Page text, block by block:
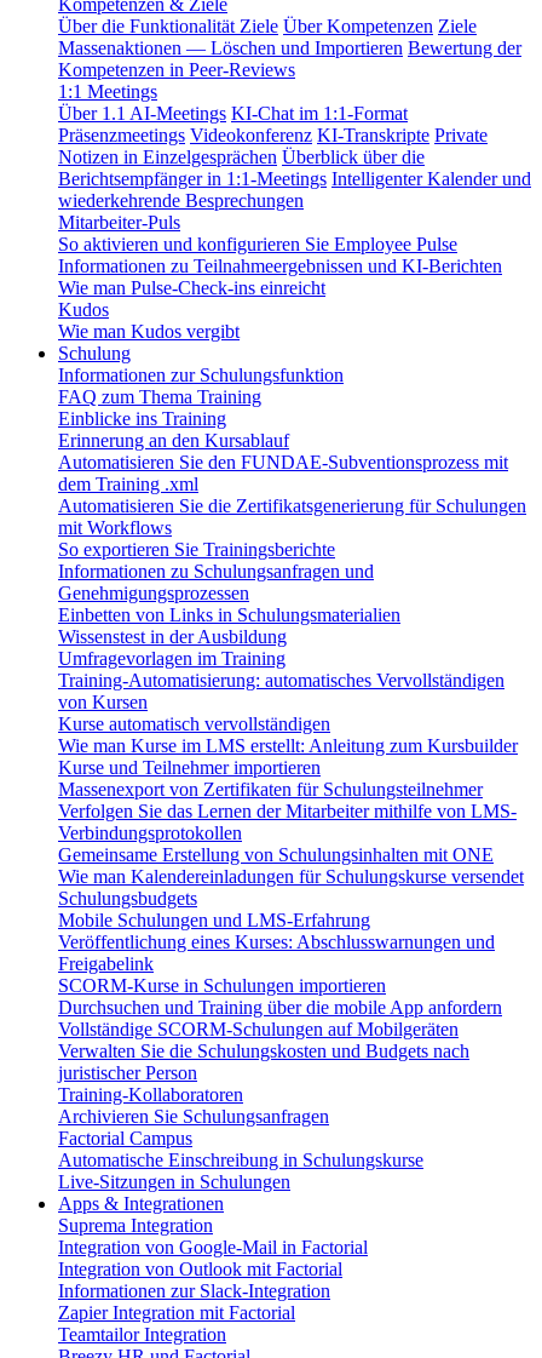
Über die Funktionalität Ziele Über Kompetenzen Ziele
Massenaktionen — Löschen und Importieren Bewertung der
Kompetenzen in Peer-Reviews
1:1 Meetings
Über 1.1 AI-Meetings KI-Chat im 1:1-Format
Präsenzmeetings Videokonferenz KI-Transkripte Private
Notizen in Einzelgesprächen Überblick über die
Berichtsempfänger in 1:1-Meetings Intelligenter Kalender und
wiederkehrende Besprechungen
Mitarbeiter-Puls
So aktivieren und konfigurieren Sie Employee Pulse
Informationen zu Teilnahmeergebnissen und KI-Berichten
Wie man Pulse-Check-ins einreicht
Kudos
Wie man Kudos vergibt
Schulung
Informationen zur Schulungsfunktion
FAQ zum Thema Training
Einblicke ins Training
Erinnerung an den Kursablauf
Automatisieren Sie den FUNDAE-Subventionsprozess mit
dem Training .xml
Automatisieren Sie die Zertifikatsgenerierung für Schulungen
mit Workflows
So exportieren Sie Trainingsberichte
Informationen zu Schulungsanfragen und
Genehmigungsprozessen
Einbetten von Links in Schulungsmaterialien
Wissenstest in der Ausbildung
Umfragevorlagen im Training
Training-Automatisierung: automatisches Vervollständigen
von Kursen
Kurse automatisch vervollständigen
Wie man Kurse im LMS erstellt: Anleitung zum Kursbuilder
Kurse und Teilnehmer importieren
Massenexport von Zertifikaten für Schulungsteilnehmer
Verfolgen Sie das Lernen der Mitarbeiter mithilfe von LMS-
Verbindungsprotokollen
Gemeinsame Erstellung von Schulungsinhalten mit ONE
Wie man Kalendereinladungen für Schulungskurse versendet
Schulungsbudgets
Mobile Schulungen und LMS-Erfahrung
Veröffentlichung eines Kurses: Abschlusswarnungen und
Freigabelink
SCORM-Kurse in Schulungen importieren
Durchsuchen und Training über die mobile App anfordern
Vollständige SCORM-Schulungen auf Mobilgeräten
Verwalten Sie die Schulungskosten und Budgets nach
juristischer Person
Training-Kollaboratoren
Archivieren Sie Schulungsanfragen
Factorial Campus
Automatische Einschreibung in Schulungskurse
Live-Sitzungen in Schulungen
Apps & Integrationen
Suprema Integration
Integration von Google-Mail in Factorial
Integration von Outlook mit Factorial
Informationen zur Slack-Integration
Zapier Integration mit Factorial
Teamtailor Integration